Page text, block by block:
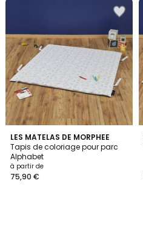
LES MATELAS DE MORPHEE
Tapis de coloriage pour parc
Alphabet
à partir de
75,90 €